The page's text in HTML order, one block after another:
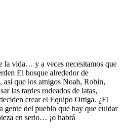
la vida… y a veces necesitamos que
El bosque alrededor de
así que los amigos Noah, Robin,
las tardes rodeados de latas,
crear el Equipo Ortiga. ¿El
gente del pueblo que hay que cuidar
en serio… ¡o habrá